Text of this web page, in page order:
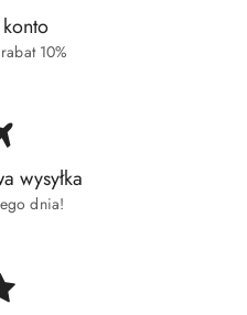
10%
wysyłka
dnia!